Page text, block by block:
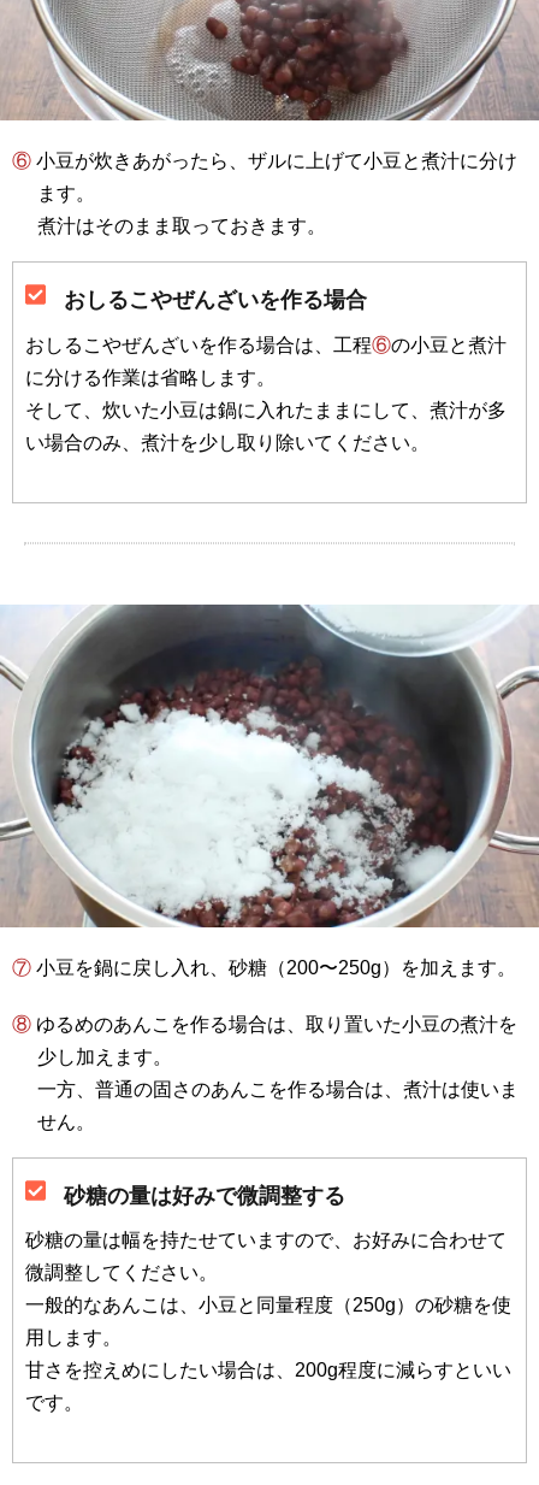
⑥ 小豆が炊きあがったら、ザルに上げて小豆と煮汁に分け
ます。
煮汁はそのまま取っておきます。
おしるこやぜんざいを作る場合
おしるこやぜんざいを作る場合は、工程⑥の小豆と煮汁
に分ける作業は省略します。
そして、炊いた小豆は鍋に入れたままにして、煮汁が多
い場合のみ、煮汁を少し取り除いてください。
⑦ 小豆を鍋に戻し入れ、砂糖（200〜250g）を加えます。
⑧ ゆるめのあんこを作る場合は、取り置いた小豆の煮汁を
少し加えます。
一方、普通の固さのあんこを作る場合は、煮汁は使いま
せん。
砂糖の量は好みで微調整する
砂糖の量は幅を持たせていますので、お好みに合わせて
微調整してください。
一般的なあんこは、小豆と同量程度（250g）の砂糖を使
用します。
甘さを控えめにしたい場合は、200g程度に減らすといい
です。